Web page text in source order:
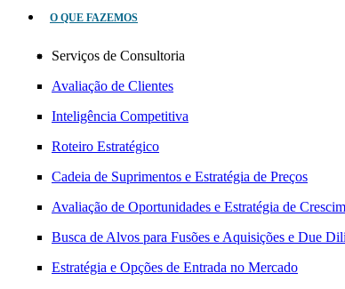
O QUE FAZEMOS
Serviços de Consultoria
Avaliação de Clientes
Inteligência Competitiva
Roteiro Estratégico
Cadeia de Suprimentos e Estratégia de Preços
Avaliação de Oportunidades e Estratégia de
Busca de Alvos para Fusões e Aquisições e Due
Estratégia e Opções de Entrada no Mercado